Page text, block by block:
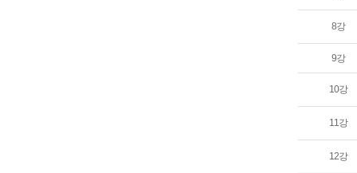
8강
9강
10강
11강
12강